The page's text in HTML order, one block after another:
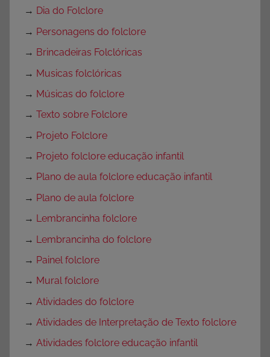
→ Dia do Folclore
→ Personagens do folclore
→ Brincadeiras Folclóricas
→ Musicas folclóricas
→ Músicas do folclore
→ Texto sobre Folclore
→ Projeto Folclore
→ Projeto folclore educação infantil
→ Plano de aula folclore educação infantil
→ Plano de aula folclore
→ Lembrancinha folclore
→ Lembrancinha do folclore
→ Painel folclore
→ Mural folclore
→ Atividades do folclore
→ Atividades de Interpretação de Texto folclore
→ Atividades folclore educação infantil